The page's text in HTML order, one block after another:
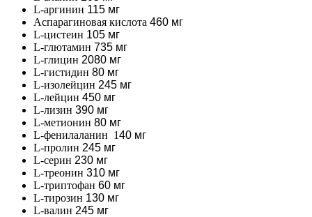
L-аргинин 115 мг
Аспарагиновая кислота 460 мг
L-цистеин 105 мг
L-глютамин 735 мг
L-глицин 2080 мг
L-гистидин 80 мг
L-изолейцин 245 мг
L-лейцин 450 мг
L-лизин 390 мг
L-метионин 80 мг
L-фенилаланин 140 мг
L-пролин 245 мг
L-серин 230 мг
L-треонин 310 мг
L-триптофан 60 мг
L-тирозин 130 мг
L-валин 245 мг